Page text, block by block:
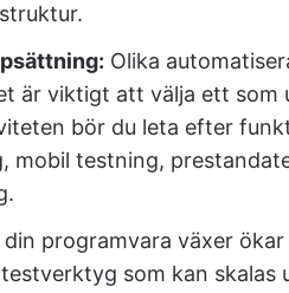
Olika
är viktigt att välja ett som
bör du leta efter
mobil testning,
din programvara växer
som kan